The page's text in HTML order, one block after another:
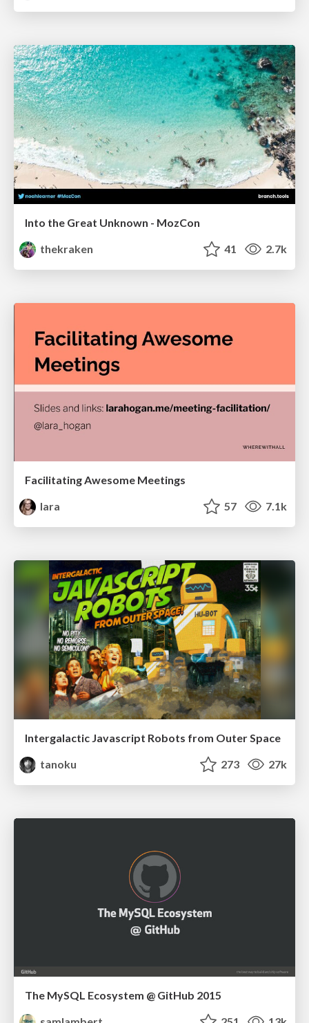
Into the Great Unknown - MozCon
thekraken
41 2.7k
Facilitating Awesome Meetings
lara
57 7.1k
Intergalactic Javascript Robots from Outer Space
tanoku
273 27k
The MySQL Ecosystem @ GitHub 2015